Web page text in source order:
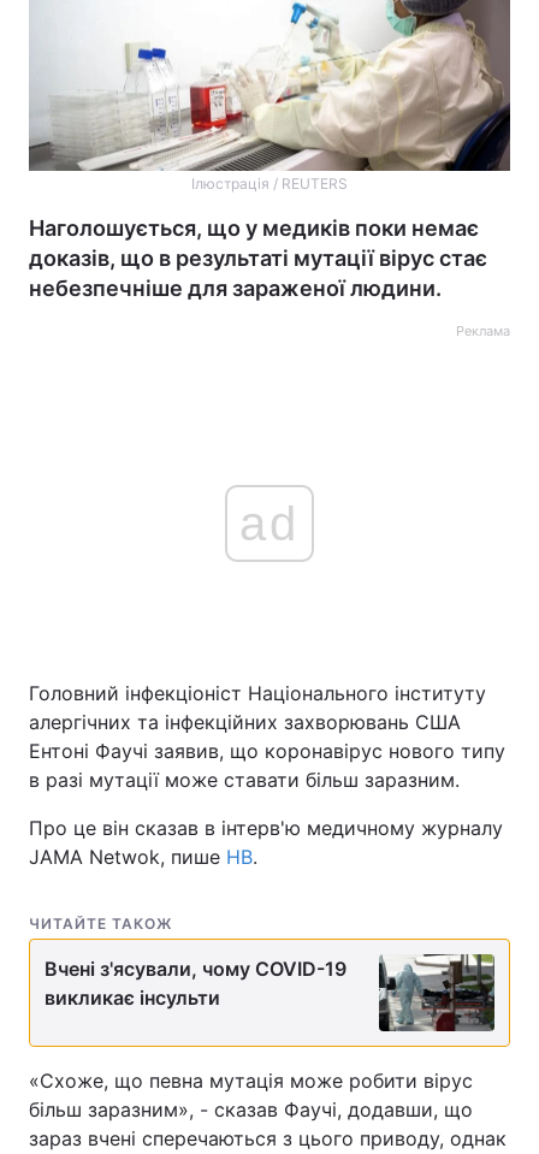
Ілюстрація / REUTERS
Наголошується, що у медиків поки немає
доказів, що в результаті мутації вірус стає
небезпечніше для зараженої людини.
Реклама
ad
Головний інфекціоніст Національного інституту
алергічних та інфекційних захворювань США
Ентоні Фаучі заявив, що коронавірус нового типу
в разі мутації може ставати більш заразним.
Про це він сказав в інтерв'ю медичному журналу
JAMA Netwok, пише НВ.
ЧИТАЙТЕ ТАКОЖ
Вчені з'ясували, чому COVID-19
викликає інсульти
«Схоже, що певна мутація може робити вірус
більш заразним», - сказав Фаучі, додавши, що
зараз вчені сперечаються з цього приводу, однак